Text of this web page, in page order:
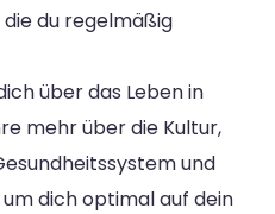
du regelmäßig
über das Leben in
mehr über die Kultur,
und
dich optimal auf dein